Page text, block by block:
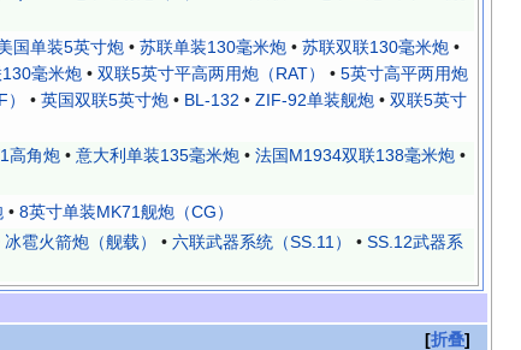
国单装5英寸炮 • 苏联单装130毫米炮 • 苏联双联130毫米炮 •
毫米炮 • 双联5英寸平高两用炮（RAT） • 5英寸高平两用炮
• 英国双联5英寸炮 • BL-132 • ZIF-92单装舰炮 • 双联5英寸
高角炮 • 意大利单装135毫米炮 • 法国M1934双联138毫米炮 •
• 8英寸单装MK71舰炮（CG）
冰雹火箭炮（舰载） • 六联武器系统（SS.11） • SS.12武器系
折叠